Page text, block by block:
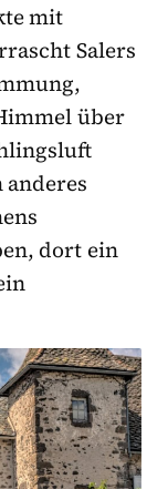
mit
Salers
über
dort ein